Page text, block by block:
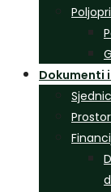
Dokumenti